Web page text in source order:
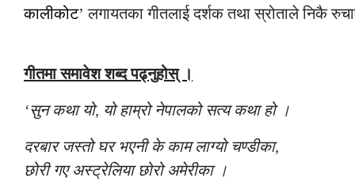
कालीकोट’ लगायतका गीतलाई दर्शक तथा स्रोताले निकै
गीतमा समावेश शब्द पढ्नुहोस् ।
‘सुन कथा यो, यो हाम्रो नेपालको सत्य कथा हो ।
दरबार जस्तो घर भएनी के काम लाग्यो चण्डीका,
छोरी गए अस्ट्रेलिया छोरो अमेरीका ।